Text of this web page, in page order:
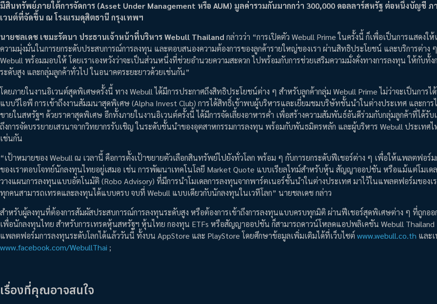
มีสินทรัพย์ภายใต้การจัดการ (Asset Under Management หรือ AUM) มูลค่ารวมกันมากกว่า 300,000 ดอลลาร์สหรัฐ ต่อหนึ่งบัญชี ภ
เวนต์ที่จัดขึ้น ณ โรงแรมดุสิตธานี กรุงเทพฯ
นายชลเดช เขมะรัตนา ประธานเจ้าหน้าที่บริหาร Webull Thailand กล่าวว่า “การเปิดตัว Webull Prime ในครั้งนี้ ก็เพื่อเป็นการแสดงให้
ความมุ่งมั่นในการยกระดับประสบการณ์การลงทุน และตอบสนองความต้องการของลูกค้ารายใหญ่ของเรา ผ่านสิทธิประโยชน์ และบริการต่าง
Webull พร้อมมอบให้ โดยเราเองหวังว่าจะเป็นส่วนหนึ่งที่ช่วยอำนวยความสะดวก ไปพร้อมกับการช่วยเสริมความมั่งคั่งทางการลงทุน ให้กับทั้ง
ระดับสูง และกลุ่มลูกค้าทั่วไป ในอนาคตระยะยาวด้วยเช่นกัน”
โดยภายในงานอิเวนต์สุดพิเศษครั้งนี้ ทาง Webull ได้มีการประกาศถึงสิทธิประโยชน์ต่าง ๆ สำหรับลูกค้ากลุ่ม Webull Prime ไม่ว่าจะเป็นการไ
แบบวีไอพี การเข้าถึงงานสัมมนาสุดพิเศษ (Alpha Invest Club) การได้สิทธิ์เข้าพบผู้บริหารและเยี่ยมชมบริษัทชั้นนำในต่างประเทศ และการ
ขายในสหรัฐฯ ด้วยราคาสุดพิเศษ อีกทั้งภายในงานอิเวนต์ครั้งนี้ ได้มีการจัดเลี้ยงอาหารค่ำ เพื่อสร้างความสัมพันธ์อันดีร่วมกับกลุ่มลูกค้าที่ได้รับ
ถึงการจัดบรรยายเสวนาจากวิทยากรรับเชิญ ในระดับชั้นนำของอุตสาหกรรมการลงทุน พร้อมกับพันธมิตรหลัก และผู้บริหาร Webull ประเทศไ
เช่นกัน
“เป้าหมายของ Webull ณ เวลานี้ คือการตั้งเป้าขยายตัวเลือกสินทรัพย์ไปยังทั่วโลก พร้อม ๆ กับการยกระดับฟีเชอร์ต่าง ๆ เพื่อให้แพลตฟอร์
ของเราตอบโจทย์นักลงทุนไทยอยู่เสมอ เช่น การพัฒนาเทคโนโลยี Market Quote แบบเรียลไทม์สำหรับหุ้น สัญญาออปชัน หรือแม้แต่โมเด
วางแผนการลงทุนแบบอัตโนมัติ (Robo Advisory) ที่มีการนำโมเดลการลงทุนจากพาร์ตเนอร์ชั้นนำในต่างประเทศ มาไว้ในแพลตฟอร์มของเ
ทุกคนสามารถเทรดและลงทุนได้แบบครบ จบที่ Webull แบบเดียวกับนักลงทุนในเวทีโลก” นายชลเดช กล่าว
สำหรับผู้ลงทุนที่ต้องการสัมผัสประสบการณ์การลงทุนระดับสูง หรือต้องการเข้าถึงการลงทุนแบบครบทุกมิติ ผ่านฟีเชอร์สุดพิเศษต่าง ๆ ที่ถูกอ
เพื่อนักลงทุนไทย สำหรับการเทรดหุ้นสหรัฐฯ หุ้นไทย กองทุน ETFs หรือสัญญาออปชัน ก็สามารถดาวน์โหลดแอปพลิเคชัน Webull Thailand
แพลตฟอร์มการลงทุนระดับโลกได้แล้ววันนี้ ทั้งบน AppStore และ PlayStore โดยศึกษาข้อมูลเพิ่มเติมได้ที่เว็บไซต์ www.webull.co.th และ
www.facebook.com/WebullThai ;
เรื่องที่คุณอาจสนใจ